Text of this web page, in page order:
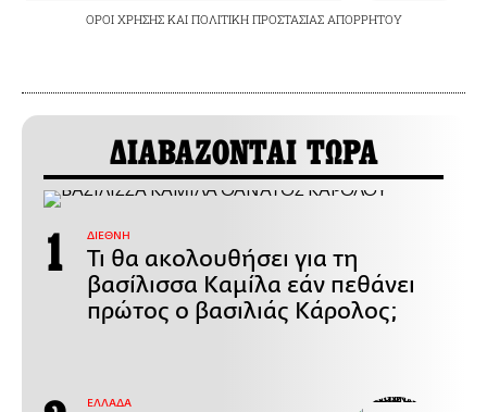
ΟΡΟΙ ΧΡΗΣΗΣΚΑΙ ΠΟΛΙΤΙΚΗ ΠΡΟΣΤΑΣΙΑΣ ΑΠΟΡΡΗΤΟΥ
ΔΙΑΒΑΖΟΝΤΑΙ ΤΩΡΑ
ΔΙΕΘΝΗ
Τι θα ακολουθήσει για τη
βασίλισσα Καμίλα εάν πεθάνει
πρώτος ο βασιλιάς Κάρολος;
ΕΛΛΑΔΑ